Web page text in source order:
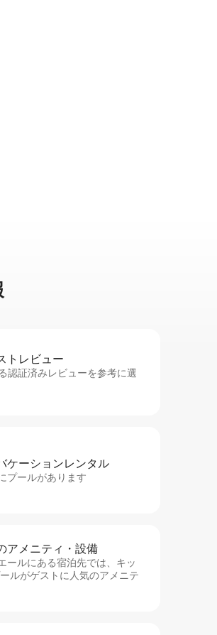
ト⁠レ⁠ビ⁠ュ⁠ー
認証済みレビューを参考に選
ケ⁠ー⁠シ⁠ョ⁠ンレ⁠ン⁠タ⁠ル
プールがあります
ア⁠メ⁠ニ⁠テ⁠ィ・設⁠備
ールにある宿泊先では、キッ
ルがゲストに人気のアメニテ